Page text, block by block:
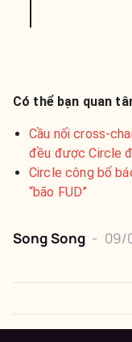
Có thể bạn quan
Cầu nối cross-
đều được Circle
Circle công bố
“bão FUD”
Song Song - 09/